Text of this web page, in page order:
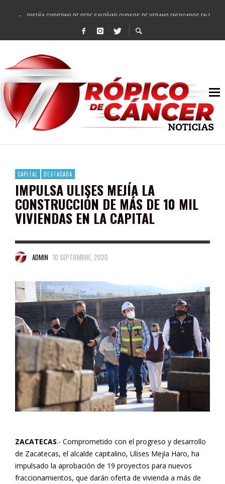
DISEÑA GOBIERNO DE PEPE SALDÍVAR CURSOS DE VERANO ENFOCADOS EN
REFRENDAN LOS 28 DELEGADOS Y 14 COMISARIADOS DE GUADALUPE APOYO A
FORTALECE GOBIERNO DE PEPE SALDÍVAR LA EDUCACIÓN EN LA ZACATECANA
GOBIERNO DE PEPE SALDÍVAR Y GRUPO FEMSA GENERAN MÁS DE 3 MIL EMPLEOS
CUARTA FERIA EXPO AGROPECUARIA TRAJO BENEFICIO DIRECTO A GUADALUPE:
RECONOCE PEPE SALDÍVAR A ARTISTA ZACATECANA VICTORIA HERNÁNDEZ
EGRESA GOBIERNO DE PEPE SALDÍVAR A 500 NUEVAS EMPRESARIAS
SON MUJERES GUADALUPENSES PRINCIPALES BENEFICIADAS DEL PROGRAMA
CAPITAL DESTACADA
IMPULSA ULISES MEJÍA LA
CONSTRUCCIÓN DE MÁS DE 10 MIL
VIVIENDAS EN LA CAPITAL
ADMIN 10 SEPTIEMBRE, 2020
ZACATECAS.- Comprometido con el progreso y desarrollo
de Zacatecas, el alcalde capitalino, Ulises Mejía Haro, ha
impulsado la aprobación de 19 proyectos para nuevos
fraccionamientos, que darán oferta de vivienda a más de